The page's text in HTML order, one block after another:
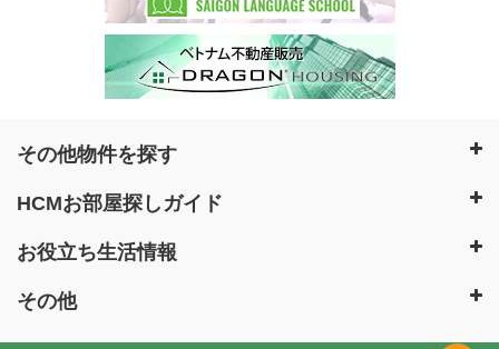
その他物件を探す
HCMお部屋探しガイド
お役立ち生活情報
その他